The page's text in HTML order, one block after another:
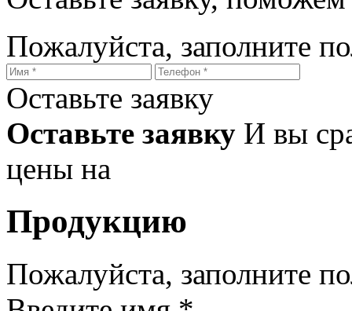
Пожалуйста, заполните
Оставьте заявку
Оставьте заявку И вы
цены на
Продукцию
Пожалуйста, заполните